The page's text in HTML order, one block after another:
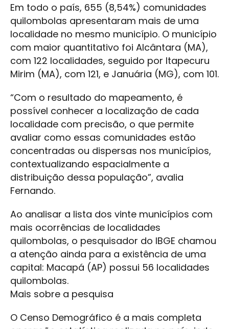
Em todo o país, 655 (8,54%) comunidades
quilombolas apresentaram mais de uma
localidade no mesmo município. O município
com maior quantitativo foi Alcântara (MA),
com 122 localidades, seguido por Itapecuru
Mirim (MA), com 121, e Januária (MG), com 101.
“Com o resultado do mapeamento, é
possível conhecer a localização de cada
localidade com precisão, o que permite
avaliar como essas comunidades estão
concentradas ou dispersas nos municípios,
contextualizando espacialmente a
distribuição dessa população”, avalia
Fernando.
Ao analisar a lista dos vinte municípios com
mais ocorrências de localidades
quilombolas, o pesquisador do IBGE chamou
a atenção ainda para a existência de uma
capital: Macapá (AP) possui 56 localidades
quilombolas.
Mais sobre a pesquisa
O Censo Demográfico é a mais completa